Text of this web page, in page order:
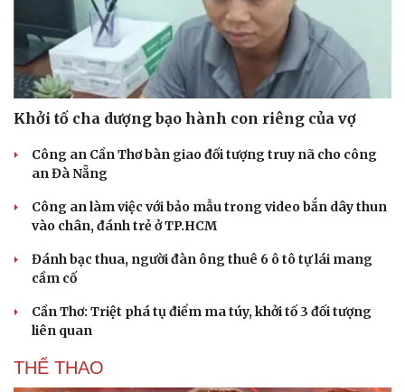
Du lịch
Khởi tố cha dượng bạo hành con riêng của vợ
Công an Cần Thơ bàn giao đối tượng truy nã cho công
an Đà Nẵng
Công an làm việc với bảo mẫu trong video bắn dây thun
vào chân, đánh trẻ ở TP.HCM
Đánh bạc thua, người đàn ông thuê 6 ô tô tự lái mang
cầm cố
Cần Thơ: Triệt phá tụ điểm ma túy, khởi tố 3 đối tượng
liên quan
THỂ THAO